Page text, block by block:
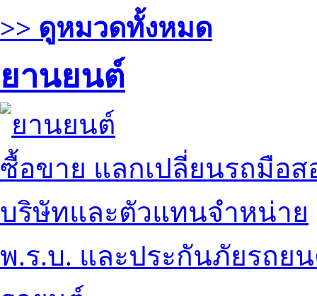
>> ดูหมวดทั้งหมด
ยานยนต์
ซื้อขาย แลกเปลี่ยนรถมือส
บริษัทและตัวแทนจำหน่าย
พ.ร.บ. และประกันภัยรถย